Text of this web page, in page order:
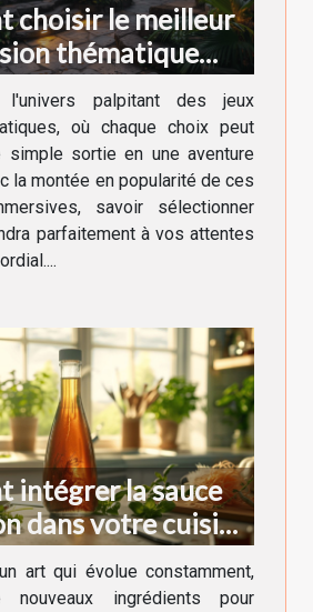
choisir le meilleur
thématique
prochaine
l'univers palpitant des jeux
où chaque choix peut
simple sortie en une aventure
la montée en popularité de ces
savoir sélectionner
parfaitement à vos attentes
intégrer la sauce
dans votre cuisine
art qui évolue constamment,
nouveaux ingrédients pour